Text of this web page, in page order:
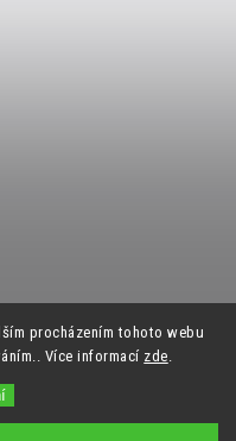
procházením tohoto webu
Více informací zde.